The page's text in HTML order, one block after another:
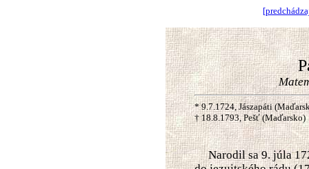
* 9.7.1724, Jászapáti
† 18.8.1793, Pešť (Maďarsko)
Narodil sa 9. júla